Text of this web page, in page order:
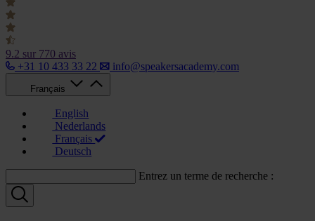
9.2 sur 770 avis
+31 10 433 33 22
info@speakersacademy.com
Français
English
Nederlands
Français
Deutsch
Entrez un terme de recherche :